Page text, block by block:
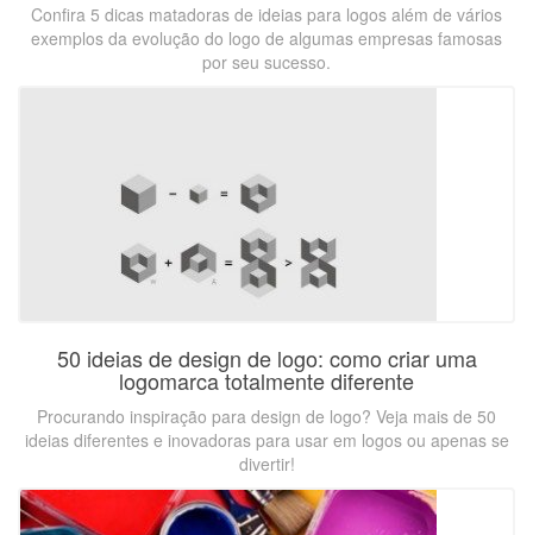
Confira 5 dicas matadoras de ideias para logos além de vários
exemplos da evolução do logo de algumas empresas famosas
por seu sucesso.
50 ideias de design de logo: como criar uma
logomarca totalmente diferente
Procurando inspiração para design de logo? Veja mais de 50
ideias diferentes e inovadoras para usar em logos ou apenas se
divertir!